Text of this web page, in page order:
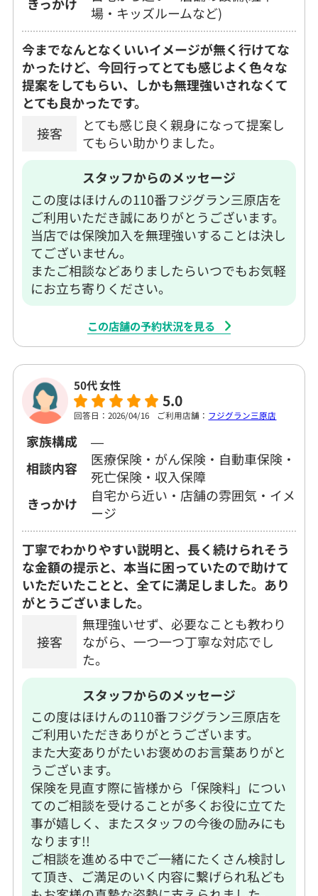
場・キッズルームなど)
今までなんとなくいいイメージが無く行けてな
かったけど、今回行ってとても感じよく色々な
提案をしてもらい、しかも無理強いされなくて
とても良かったです。
接客
とても感じ良く親身になって提案し
てもらい助かりました。
スタッフからのメッセージ
この度はほけんの110番フジグラン三原店を
ご利用いただき誠にありがとうございます。
当店では保険加入を無理強いすることは決し
てございません。
またご相談などありましたらいつでもお気軽
にお立ち寄りください。
この店舗の予約状況を見る
50代 女性
5.0
回答日：2026/04/16 ご利用店舗： フジグラン三原店
家族構成
―
相談内容
医療保険・がん保険・自動車保険・
死亡保険・収入保障
きっかけ
自宅から近い・店舗の雰囲気・イメ
ージ
丁寧でわかりやすい説明と、長く続けられそう
な金額の提示と、本当に困っていたので助けて
いただいたことと、全てに満足しました。あり
がとうございました。
接客
無理強いせず、必要なことも教わり
ながら、一つ一つ丁寧な対応でし
た。
スタッフからのメッセージ
この度はほけんの110番フジグラン三原店を
ご利用いただきありがとうございます。
また大変ありがたいお褒めのお言葉ありがと
うございます。
保険を見直す際に皆様から「保険料」につい
てのご相談を受けることが多くお役に立てた
事が嬉しく、またスタッフの今後の励みにも
なります!!
ご相談を進める中でご一緒にたくさん検討し
て頂き、ご満足のいく内容に繋げられ私ども